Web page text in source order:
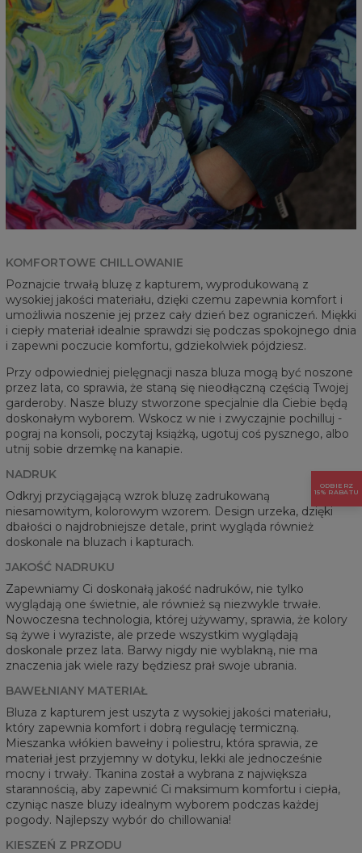
KOMFORTOWE CHILLOWANIE
Poznajcie trwałą bluzę z kapturem, wyprodukowaną z
wysokiej jakości materiału, dzięki czemu zapewnia komfort i
umożliwia noszenie jej przez cały dzień bez ograniczeń. Miękki
i ciepły materiał idealnie sprawdzi się podczas spokojnego dnia
i zapewni poczucie komfortu, gdziekolwiek pójdziesz.
Przy odpowiedniej pielęgnacji nasza bluza mogą być noszone
przez lata, co sprawia, że staną się nieodłączną częścią Twojej
garderoby. Nasze bluzy stworzone specjalnie dla Ciebie będą
doskonałym wyborem. Wskocz w nie i zwyczajnie pochilluj -
pograj na konsoli, poczytaj książką, ugotuj coś pysznego, albo
utnij sobie drzemkę na kanapie.
NADRUK
Odkryj przyciągającą wzrok bluzę zadrukowaną
niesamowitym, kolorowym wzorem. Design urzeka, dzięki
dbałości o najdrobniejsze detale, print wygląda również
doskonale na bluzach i kapturach.
JAKOŚĆ NADRUKU
Zapewniamy Ci doskonałą jakość nadruków, nie tylko
wyglądają one świetnie, ale również są niezwykle trwałe.
Nowoczesna technologia, której używamy, sprawia, że kolory
są żywe i wyraziste, ale przede wszystkim wyglądają
doskonale przez lata. Barwy nigdy nie wyblakną, nie ma
znaczenia jak wiele razy będziesz prał swoje ubrania.
BAWEŁNIANY MATERIAŁ
Bluza z kapturem jest uszyta z wysokiej jakości materiału,
który zapewnia komfort i dobrą regulację termiczną.
Mieszanka włókien bawełny i poliestru, która sprawia, ze
materiał jest przyjemny w dotyku, lekki ale jednocześnie
mocny i trwały. Tkanina został a wybrana z największa
starannością, aby zapewnić Ci maksimum komfortu i ciepła,
czyniąc nasze bluzy idealnym wyborem podczas każdej
pogody. Najlepszy wybór do chillowania!
KIESZEŃ Z PRZODU
ODBIERZ
15% RABATU